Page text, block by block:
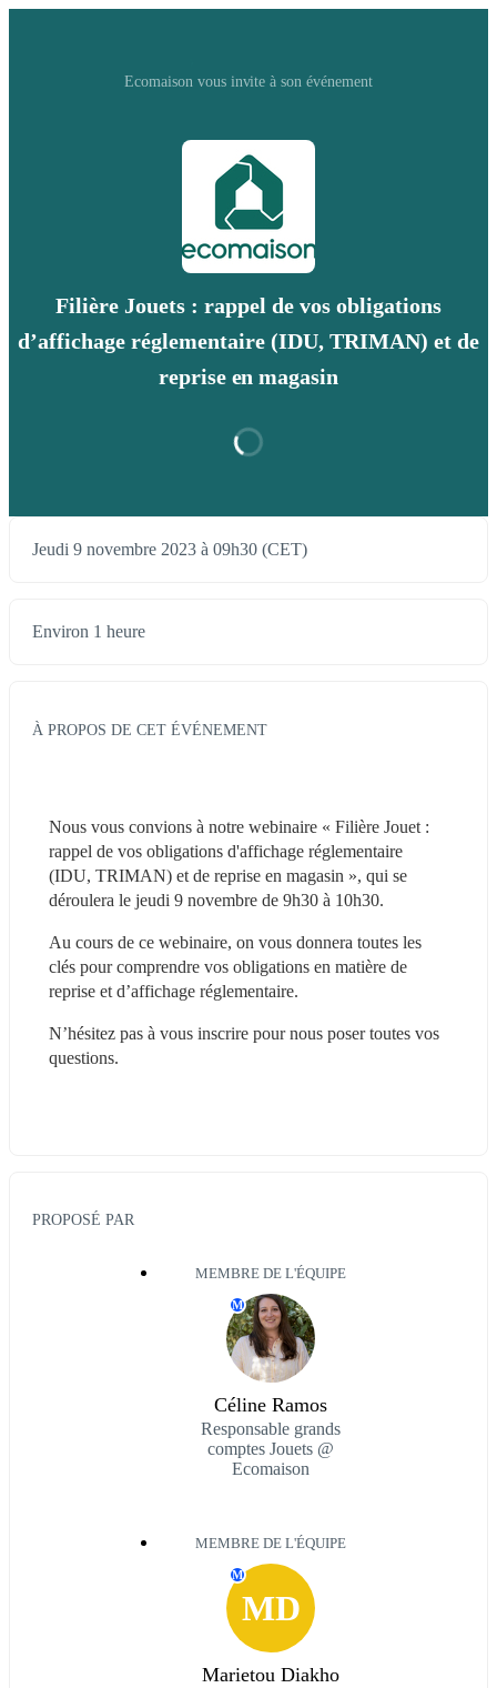
Ecomaison vous invite à son événement
Filière Jouets : rappel de vos obligations
d’affichage réglementaire (IDU, TRIMAN) et de
reprise en magasin
Jeudi 9 novembre 2023 à 09h30 (CET)
Environ 1 heure
À PROPOS DE CET ÉVÉNEMENT
Nous vous convions à notre webinaire « Filière Jouet :
rappel de vos obligations d'affichage réglementaire
(IDU, TRIMAN) et de reprise en magasin », qui se
déroulera le jeudi 9 novembre de 9h30 à 10h30.
Au cours de ce webinaire, on vous donnera toutes les
clés pour comprendre vos obligations en matière de
reprise et d’affichage réglementaire.
N’hésitez pas à vous inscrire pour nous poser toutes vos
questions.
PROPOSÉ PAR
MEMBRE DE L'ÉQUIPE
M
Céline Ramos
Responsable grands
comptes Jouets @
Ecomaison
MEMBRE DE L'ÉQUIPE
MD
M
Marietou Diakho